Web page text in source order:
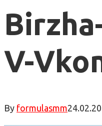
V-
By formulasmm